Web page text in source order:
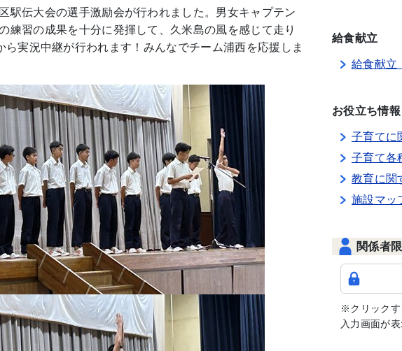
駅伝大会の選手激励会が行われました。男女キャプテン
習の成果を十分に発揮して、久米島の風を感じて走り
実況中継が行われます！みんなでチーム浦西を応援しま
給食献立
給食献立
お役立ち情報
子育てに
子育て各
教育に関
施設マッ
関係者
※クリックす
入力画面が表